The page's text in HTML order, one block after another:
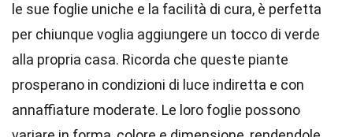
le sue foglie uniche e la facilità di cura, è perfetta
per chiunque voglia aggiungere un tocco di verde
alla propria casa. Ricorda che queste piante
prosperano in condizioni di luce indiretta e con
annaffiature moderate. Le loro foglie possono